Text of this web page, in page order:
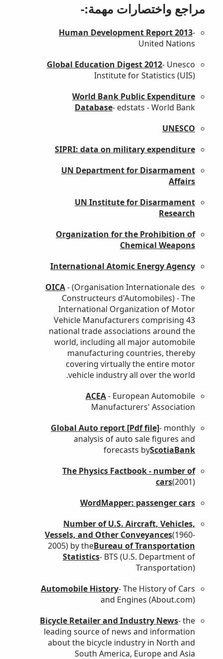
مراجع واختصارات مهمة:-
Human Development Report 2013-
United Nations
Global Education Digest 2012- Unesco
Institute for Statistics (UIS)
World Bank Public Expenditure
Database- edstats - World Bank
UNESCO
SIPRI: data on military expenditure
UN Department for Disarmament
Affairs
UN Institute for Disarmament
Research
Organization for the Prohibition of
Chemical Weapons
International Atomic Energy Agency
OICA- (Organisation Internationale des
Constructeurs d'Automobiles) - The
International Organization of Motor
Vehicle Manufacturers comprising 43
national trade associations around the
world, including all major automobile
manufacturing countries, thereby
covering virtually the entire motor
vehicle industry all over the world.
ACEA- European Automobile
Manufacturers' Association
Global Auto report [Pdf file]- monthly
analysis of auto sale figures and
forecasts byScotiaBank
The Physics Factbook - number of
cars(2001)
WordMapper: passenger cars
Number of U.S. Aircraft, Vehicles,
Vessels, and Other Conveyances(1960-
2005) by theBureau of Transportation
Statistics- BTS (U.S. Department of
Transportation)
Automobile History- The History of Cars
and Engines (About.com)
Bicycle Retailer and Industry News- the
leading source of news and information
about the bicycle industry in North and
South America, Europe and Asia